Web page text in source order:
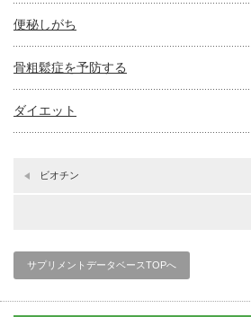
便秘しがち
骨粗鬆症を予防する
ダイエット
ビオチン
サプリメントデータベースTOPへ